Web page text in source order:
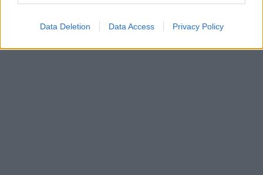
Data Deletion Data Access Privacy Policy